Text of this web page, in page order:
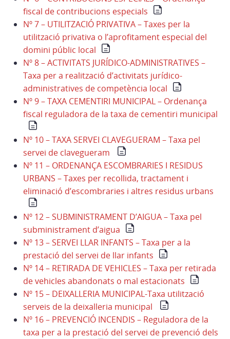
fiscal de contribucions especials
Nº 7 – UTILITZACIÓ PRIVATIVA – Taxes per la
utilització privativa o l’aprofitament especial del
domini públic local
Nº 8 – ACTIVITATS JURÍDICO-ADMINISTRATIVES –
Taxa per a realització d’activitats jurídico-
administratives de competència local
Nº 9 – TAXA CEMENTIRI MUNICIPAL – Ordenança
fiscal reguladora de la taxa de cementiri municipal
Nº 10 – TAXA SERVEI CLAVEGUERAM – Taxa pel
servei de clavegueram
Nº 11 – ORDENANÇA ESCOMBRARIES I RESIDUS
URBANS – Taxes per recollida, tractament i
eliminació d’escombraries i altres residus urbans
Nº 12 – SUBMINISTRAMENT D’AIGUA – Taxa pel
subministrament d’aigua
Nº 13 – SERVEI LLAR INFANTS – Taxa per a la
prestació del servei de llar infants
Nº 14 – RETIRADA DE VEHICLES – Taxa per retirada
de vehicles abandonats o mal estacionats
Nº 15 – DEIXALLERIA MUNICIPAL-Taxa utilització
serveis de la deixalleria municipal
Nº 16 – PREVENCIÓ INCENDIS – Reguladora de la
taxa per a la prestació del servei de prevenció dels